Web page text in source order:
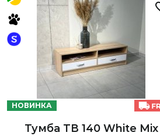
НОВИНКА
Тумба ТВ 140 White Mix